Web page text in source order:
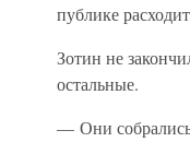
публике
Зотин не
остальные.
— Они